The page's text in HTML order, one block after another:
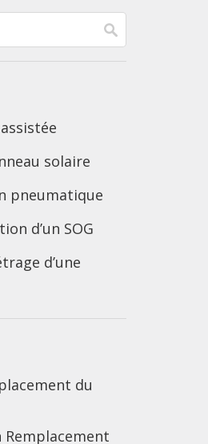
solaire
pneumatique
d’un SOG
d’une
du
Remplacement